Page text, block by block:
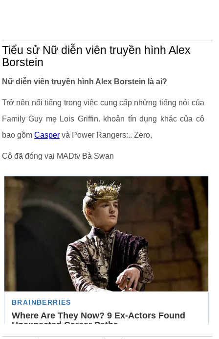
Tiểu sử Nữ diễn viên truyền hình Alex
Borstein
Nữ diễn viên truyền hình Alex Borstein là ai?
Trở nên nổi tiếng trong việc cung cấp những tiếng nói của
Family Guy mẹ Lois Griffin. khoản tín dụng khác của cô
bao gồm Casper và Power Rangers:.. Zero,
Cô đã đóng vai MADtv Bà Swan